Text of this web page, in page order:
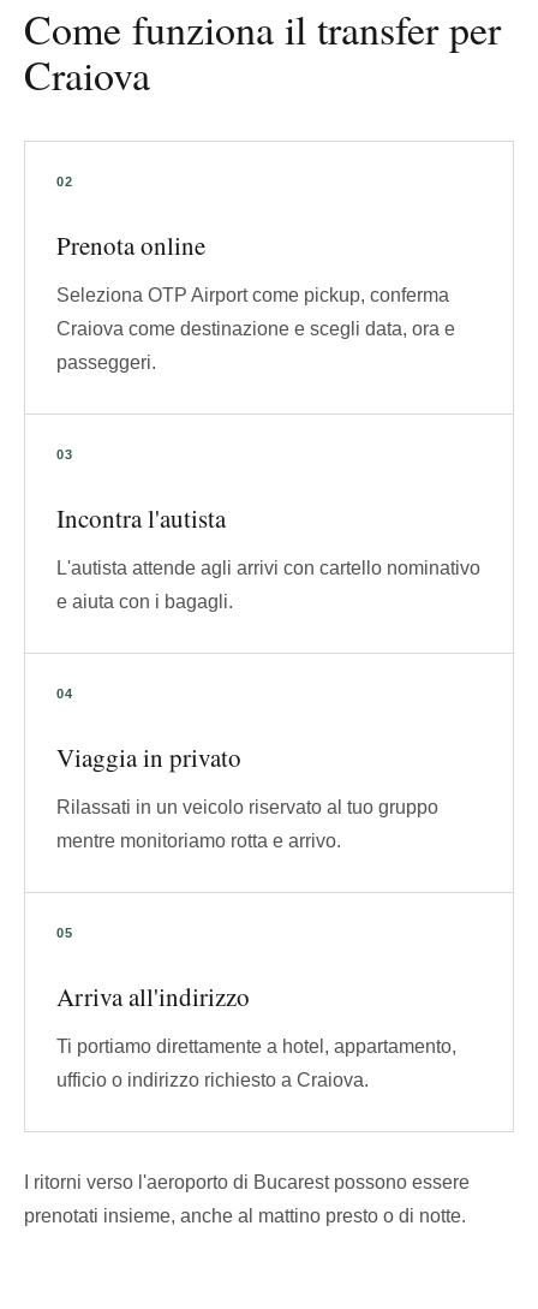
Come funziona il transfer per
Craiova
Prenota online
Seleziona OTP Airport come pickup, conferma
Craiova come destinazione e scegli data, ora e
passeggeri.
Incontra l'autista
L'autista attende agli arrivi con cartello nominativo
e aiuta con i bagagli.
Viaggia in privato
Rilassati in un veicolo riservato al tuo gruppo
mentre monitoriamo rotta e arrivo.
Arriva all'indirizzo
Ti portiamo direttamente a hotel, appartamento,
ufficio o indirizzo richiesto a Craiova.
I ritorni verso l'aeroporto di Bucarest possono essere
prenotati insieme, anche al mattino presto o di notte.